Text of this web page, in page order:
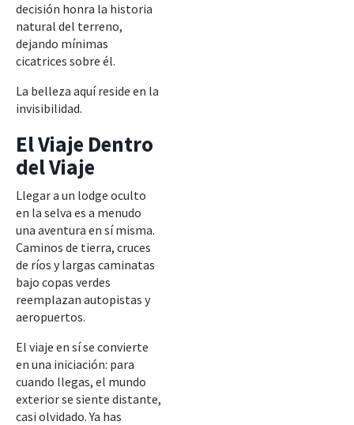
decisión honra la historia
natural del terreno,
dejando mínimas
cicatrices sobre él.
La belleza aquí reside en la
invisibilidad.
El Viaje Dentro
del Viaje
Llegar a un lodge oculto
en la selva es a menudo
una aventura en sí misma.
Caminos de tierra, cruces
de ríos y largas caminatas
bajo copas verdes
reemplazan autopistas y
aeropuertos.
El viaje en sí se convierte
en una iniciación: para
cuando llegas, el mundo
exterior se siente distante,
casi olvidado. Ya has